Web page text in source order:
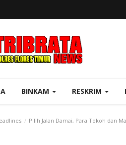
BINKAM RESKRIM
Pilih Jalan Damai, Para Tokoh dan